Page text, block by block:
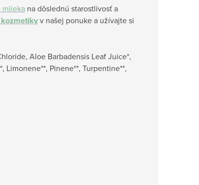
na dôslednú starostlivosť a
v našej ponuke a užívajte si
Aloe Barbadensis Leaf Juice*,
Limonene**, Pinene**, Turpentine**,